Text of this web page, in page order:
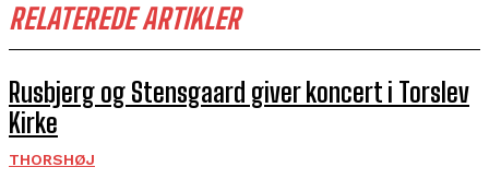
RELATEREDE ARTIKLER
Rusbjerg og Stensgaard giver koncert i Torslev
Kirke
THORSHØJ